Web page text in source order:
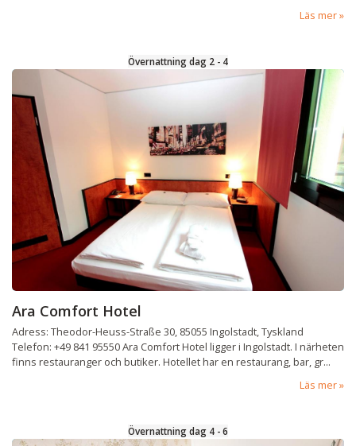
Läs mer
Övernattning dag 2 - 4
Ara Comfort Hotel
Adress: Theodor-Heuss-Straße 30, 85055 Ingolstadt, Tyskland
Telefon: +49 841 95550 Ara Comfort Hotel ligger i Ingolstadt. I närheten
finns restauranger och butiker. Hotellet har en restaurang, bar, gr...
Läs mer
Övernattning dag 4 - 6